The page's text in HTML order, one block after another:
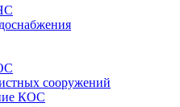
сооружений
КОС